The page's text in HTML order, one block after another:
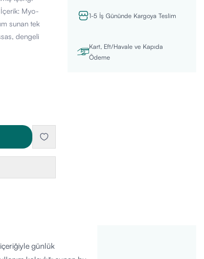
İçerik: Myo-
sunan tek
dengeli
1-5 İş Gününde Kargoya Teslim
Kart, Eft/Havale ve Kapıda
Ödeme
günlük